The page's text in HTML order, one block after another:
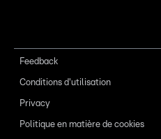
Feedback
Conditions d'utilisation
Privacy
Politique en matière de cookies